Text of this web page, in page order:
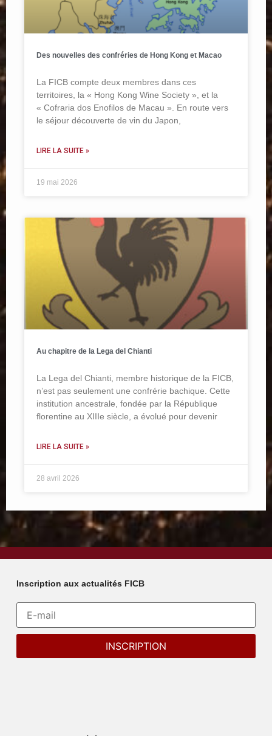
Des nouvelles des confréries de Hong Kong et Macao
La FICB compte deux membres dans ces
territoires, la « Hong Kong Wine Society », et la
« Cofraria dos Enofilos de Macau ». En route vers
le séjour découverte de vin du Japon,
LIRE LA SUITE »
19 mai 2026
Au chapitre de la Lega del Chianti
La Lega del Chianti, membre historique de la FICB,
n’est pas seulement une confrérie bachique. Cette
institution ancestrale, fondée par la République
florentine au XIIIe siècle, a évolué pour devenir
LIRE LA SUITE »
28 avril 2026
Inscription aux actualités FICB